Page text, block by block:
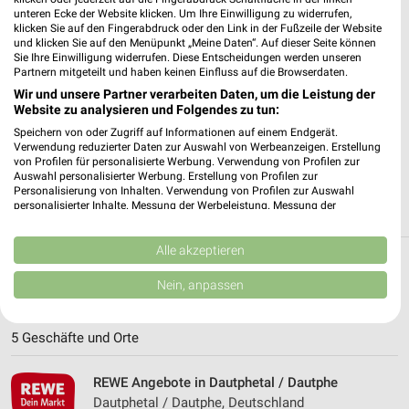
✔Standortgenaue Angebote
✔Folge deinem Lieblingshändler
✔Push-Benachrichtigungen bei neuen Prospekten
✔Einkaufsliste - Einkauf stressfrei planen
JETZT LADEN UND SPAREN!
Weitere REWE Geschäfte mit Angeboten in
und um Steffenberg
5 Geschäfte und Orte
REWE Angebote in Dautphetal / Dautphe
Dautphetal / Dautphe, Deutschland
unteren Ecke der Website klicken. Um Ihre Einwilligung zu widerrufen,
klicken Sie auf den Fingerabdruck oder den Link in der Fußzeile der Website
und klicken Sie auf den Menüpunkt „Meine Daten“. Auf dieser Seite können
Sie Ihre Einwilligung widerrufen. Diese Entscheidungen werden unseren
Partnern mitgeteilt und haben keinen Einfluss auf die Browserdaten.
Wir und unsere Partner verarbeiten Daten, um die Leistung der
Website zu analysieren und Folgendes zu tun:
Speichern von oder Zugriff auf Informationen auf einem Endgerät.
Verwendung reduzierter Daten zur Auswahl von Werbeanzeigen. Erstellung
von Profilen für personalisierte Werbung. Verwendung von Profilen zur
Auswahl personalisierter Werbung. Erstellung von Profilen zur
Personalisierung von Inhalten. Verwendung von Profilen zur Auswahl
personalisierter Inhalte. Messung der Werbeleistung. Messung der
Kombinationen von Daten aus verschiedenen Quellen. Entwicklung und
Verbesserung der Angebote. Verwendung reduzierter Daten zur Auswahl
von Inhalten.
Daten können außerhalb der Europäischen Union weitergegeben und in die
USA gesendet werden.
Website/App.
Wir nutzen Ihre Daten für folgende Zwecke:
IAB-Verarbeitungszwecke:
Alle akzeptieren
Nein, anpassen